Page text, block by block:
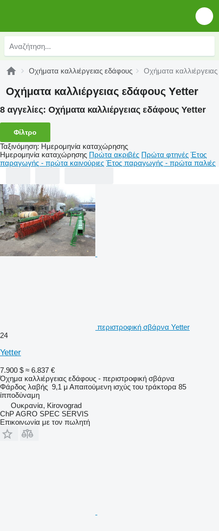
Οχήματα καλλιέργειας εδάφους Οχήματα
Οχήματα καλλιέργειας εδάφους Yetter
8 αγγελίες: Οχήματα καλλιέργειας εδάφους Yetter
Φίλτρο
Ταξινόμηση: Ημερομηνία καταχώρησης
Ημερομηνία καταχώρησης Πρώτα ακριβές Πρώτα φτηνές Έτος
παραγωγής - πρώτα καινούριες Έτος παραγωγής - πρώτα παλιές
περιστροφική σβάρνα Yetter
24
Yetter
7.900 $ ≈ 6.837 €
Όχημα καλλιέργειας εδάφους - περιστροφική σβάρνα
Φάρδος λαβής 9,1 μ Απαιτούμενη ισχύς του τράκτορα 85
ίπποδύναμη
Ουκρανία, Kirovograd
ChP AGRO SPEC SERVIS
Επικοινωνία με τον πωλητή